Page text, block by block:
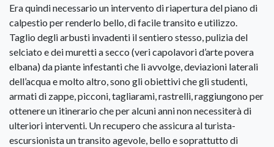
Era quindi necessario un intervento di riapertura del piano di
calpestio per renderlo bello, di facile transito e utilizzo.
Taglio degli arbusti invadenti il sentiero stesso, pulizia del
selciato e dei muretti a secco (veri capolavori d’arte povera
elbana) da piante infestanti che li avvolge, deviazioni laterali
dell’acqua e molto altro, sono gli obiettivi che gli studenti,
armati di zappe, picconi, tagliarami, rastrelli, raggiungono per
ottenere un itinerario che per alcuni anni non necessiterà di
ulteriori interventi. Un recupero che assicura al turista-
escursionista un transito agevole, bello e soprattutto di